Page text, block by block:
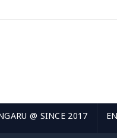
@ SINCE 2017